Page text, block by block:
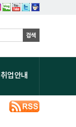
취업안내